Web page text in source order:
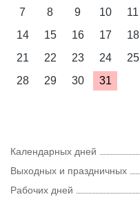
7
8 9 10 11
14
15 16 17 18
21
22 23 24 25
28
29 30 31
Календарных дней
Выходных и праздничных
Рабочих дней